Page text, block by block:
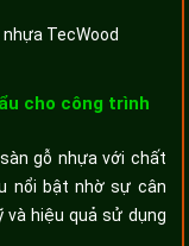
TecWood
cho công trình
gỗ nhựa với chất
nổi bật nhờ sự cân
và hiệu quả sử dụng